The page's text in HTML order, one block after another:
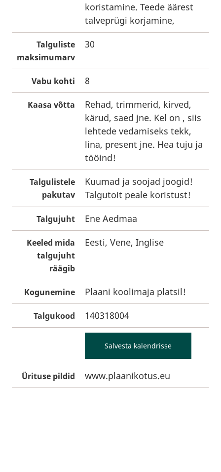
koristamine. Teede äärest
talveprügi korjamine,
Talguliste
maksimumarv
30
Vabu kohti 8
Kaasa võtta
Rehad, trimmerid, kirved,
kärud, saed jne. Kel on , siis
lehtede vedamiseks tekk,
lina, present jne. Hea tuju ja
tööind!
Talgulistele
pakutav
Kuumad ja soojad joogid!
Talgutoit peale koristust!
Talgujuht Ene Aedmaa
Keeled mida
talgujuht
räägib
Eesti, Vene, Inglise
Kogunemine Plaani koolimaja platsil!
Talgukood 140318004
Salvesta kalendrisse
Ürituse pildid www.plaanikotus.eu